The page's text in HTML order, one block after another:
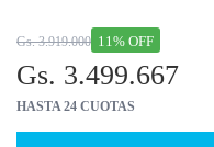
11% OFF
Gs. 3.919.000
Gs. 3.499.667
HASTA 24 CUOTAS